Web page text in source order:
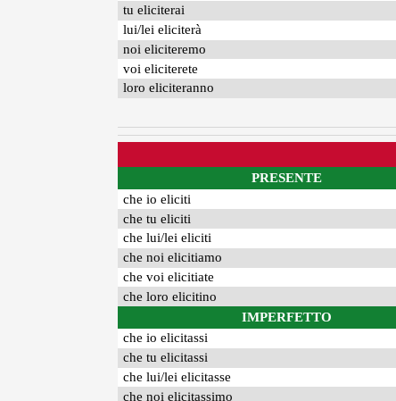
tu eliciterai
lui/lei eliciterà
noi eliciteremo
voi eliciterete
loro eliciteranno
PRESENTE
che io eliciti
che tu eliciti
che lui/lei eliciti
che noi elicitiamo
che voi elicitiate
che loro elicitino
IMPERFETTO
che io elicitassi
che tu elicitassi
che lui/lei elicitasse
che noi elicitassimo